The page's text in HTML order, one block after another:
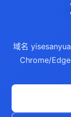
域名
Chrome/Edge